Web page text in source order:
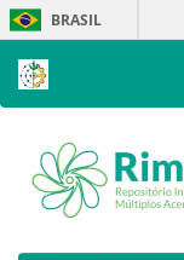
Skip
navigation
BRASIL